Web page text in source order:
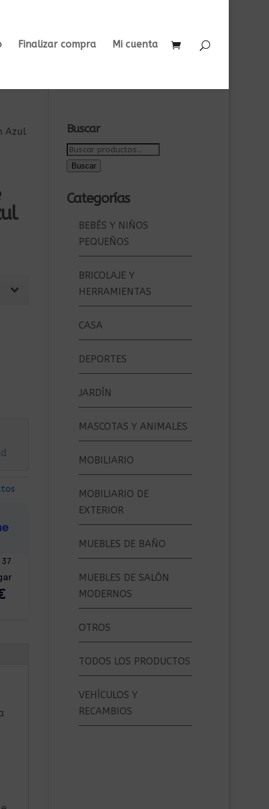
Finalizar compra Mi cuenta
Azul Buscar
Buscar
por:
Buscar
Categorías
BEBÉS Y NIÑOS
PEQUEÑOS
BRICOLAJE Y
HERRAMIENTAS
CASA
DEPORTES
JARDÍN
MASCOTAS Y ANIMALES
MOBILIARIO
MOBILIARIO DE
EXTERIOR
MUEBLES DE BAÑO
MUEBLES DE SALÓN
MODERNOS
OTROS
TODOS LOS PRODUCTOS
VEHÍCULOS Y
RECAMBIOS